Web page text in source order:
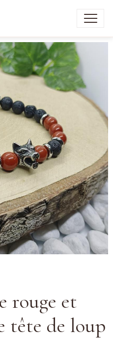
rouge et
tête de loup